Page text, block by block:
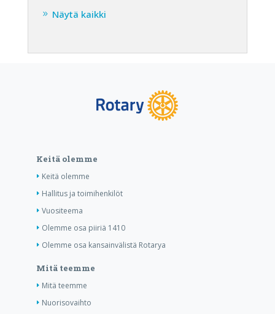
Näytä kaikki
Keitä olemme
Keitä olemme
Hallitus ja toimihenkilöt
Vuositeema
Olemme osa piiriä 1410
Olemme osa kansainvälistä Rotarya
Mitä teemme
Mitä teemme
Nuorisovaihto